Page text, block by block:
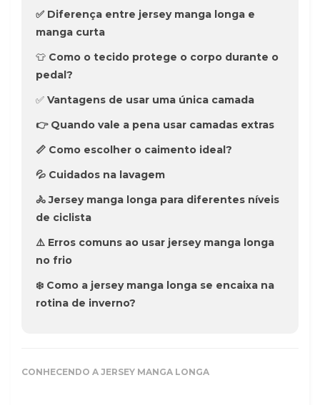
✅ Diferença entre jersey manga longa e
manga curta
👕 Como o tecido protege o corpo durante o
pedal?
✅ Vantagens de usar uma única camada
👉 Quando vale a pena usar camadas extras
📏 Como escolher o caimento ideal?
💦 Cuidados na lavagem
🚴 Jersey manga longa para diferentes níveis
de ciclista
⚠️ Erros comuns ao usar jersey manga longa
no frio
❄️ Como a jersey manga longa se encaixa na
rotina de inverno?
CONHECENDO A JERSEY MANGA LONGA